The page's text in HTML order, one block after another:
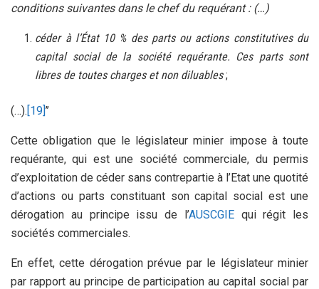
conditions suivantes dans le chef du requérant : (…)
céder à l’État 10 % des parts ou actions constitutives du
capital social de la société requérante. Ces parts sont
libres de toutes charges et non diluables;
(…).[19]’’
Cette obligation que le législateur minier impose à toute
requérante, qui est une société commerciale, du permis
d’exploitation de céder sans contrepartie à l’Etat une quotité
d’actions ou parts constituant son capital social est une
dérogation au principe issu de l’AUSCGIEqui régit les
sociétés commerciales.
En effet, cette dérogation prévue par le législateur minier
par rapport au principe de participation au capital social par